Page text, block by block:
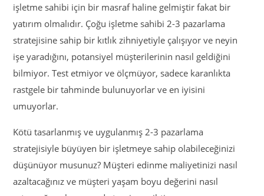
işletme sahibi için bir masraf haline gelmiştir fakat bir
yatırım olmalıdır. Çoğu işletme sahibi 2-3 pazarlama
stratejisine sahip bir kıtlık zihniyetiyle çalışıyor ve neyin
işe yaradığını, potansiyel müşterilerinin nasıl geldiğini
bilmiyor. Test etmiyor ve ölçmüyor, sadece karanlıkta
rastgele bir tahminde bulunuyorlar ve en iyisini
umuyorlar.
Kötü tasarlanmış ve uygulanmış 2-3 pazarlama
stratejisiyle büyüyen bir işletmeye sahip olabileceğinizi
düşünüyor musunuz? Müşteri edinme maliyetinizi nasıl
azaltacağınız ve müşteri yaşam boyu değerini nasıl